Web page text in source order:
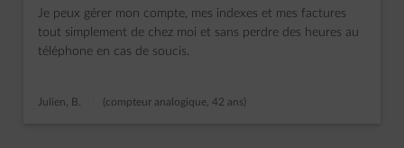
Je peux gérer mon compte, mes indexes et mes factures
tout simplement de chez moi et sans perdre des heures au
téléphone en cas de soucis.
Julien, B. (compteur analogique, 42 ans)